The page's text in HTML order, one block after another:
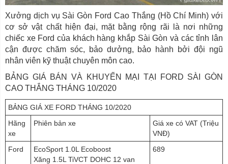
Xưởng dịch vụ Sài Gòn Ford Cao Thắng (Hồ Chí Minh) với
cơ sở vật chất hiện đại, mặt bằng rộng rãi là nơi những
chiếc xe Ford của khách hàng khắp Sài Gòn và các tỉnh lân
cận được chăm sóc, bảo dưởng, bảo hành bởi đội ngũ
nhân viên kỹ thuật chuyên môn cao.
BẢNG GIÁ BÁN VÀ KHUYẾN MẠI TẠI FORD SÀI GÒN
CAO THẮNG THÁNG 10/2020
BẢNG GIÁ XE FORD THÁNG 10/2020
Hãng
xe
Phiên bản xe
Giá xe có VAT (Triệu
VNĐ)
Ford
EcoSport 1.0L Ecoboost
Xăng 1.5L TiVCT DOHC 12 van
689